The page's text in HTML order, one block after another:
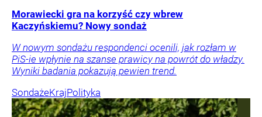
Morawiecki gra na korzyść czy wbrew
Kaczyńskiemu? Nowy sondaż
W nowym sondażu respondenci ocenili, jak rozłam w
PiS-ie wpłynie na szanse prawicy na powrót do władzy.
Wyniki badania pokazują pewien trend.
SondażeKrajPolityka